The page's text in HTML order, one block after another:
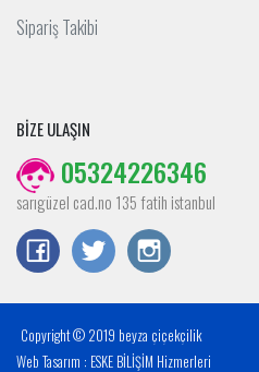
Sipariş Takibi
BİZE ULAŞIN
05324226346
sarıgüzel cad.no 135 fatih istanbul
Copyright © 2019 beyza çiçekçilik
Web Tasarım : ESKE BİLİŞİM Hizmerleri